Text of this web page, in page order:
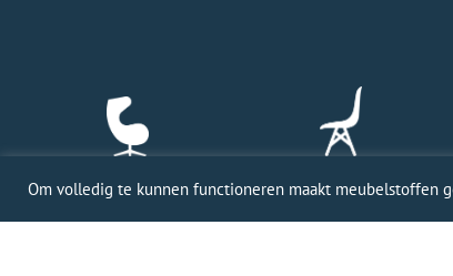
Om volledig te kunnen functioneren maakt meubelstoffen